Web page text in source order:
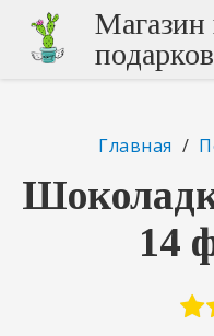
подарков
Главная /
14